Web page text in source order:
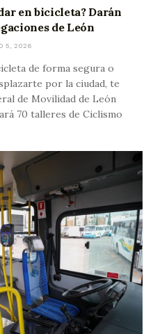
en bicicleta? Darán
de León
5, 2026
de forma segura o
por la ciudad, te
de Movilidad de León
70 talleres de Ciclismo